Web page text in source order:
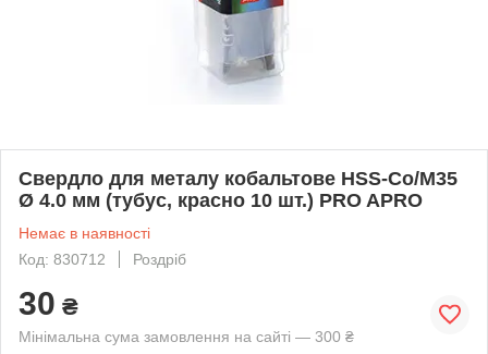
Свердло для металу кобальтове HSS-Co/M35
Ø 4.0 мм (тубус, красно 10 шт.) PRO APRO
Немає в наявності
Код: 830712
Роздріб
30 ₴
Мінімальна сума замовлення на сайті — 300 ₴